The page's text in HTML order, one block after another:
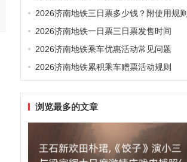
2026济南地铁三日票多少钱？附使用规则
2026济南地铁一日票三日票发售时间
2026济南地铁乘车优惠活动常见问题
2026济南地铁累积乘车赠票活动规则
浏览最多的文章